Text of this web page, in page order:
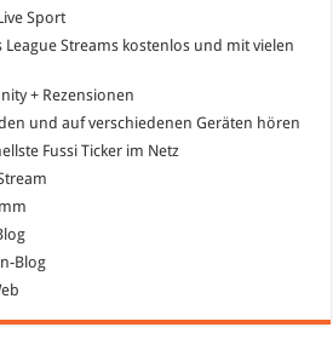
Sport
Streams kostenlos und mit vielen
+ Rezensionen
und auf verschiedenen Geräten hören
Fussi Ticker im Netz
Blog